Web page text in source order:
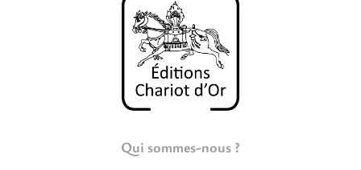
Qui sommes-nous ?